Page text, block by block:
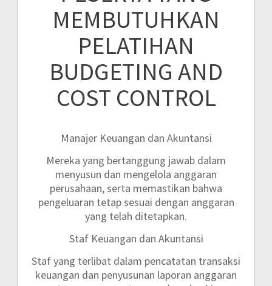
MEMBUTUHKAN
PELATIHAN
BUDGETING AND
COST CONTROL
Manajer Keuangan dan Akuntansi
Mereka yang bertanggung jawab dalam
menyusun dan mengelola anggaran
perusahaan, serta memastikan bahwa
pengeluaran tetap sesuai dengan anggaran
yang telah ditetapkan.
Staf Keuangan dan Akuntansi
Staf yang terlibat dalam pencatatan transaksi
keuangan dan penyusunan laporan anggaran